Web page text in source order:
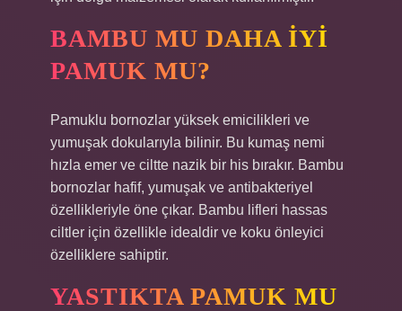
BAMBU MU DAHA IYI
PAMUK MU?
Pamuklu bornozlar yüksek emicilikleri ve
yumuşak dokularıyla bilinir. Bu kumaş nemi
hızla emer ve ciltte nazik bir his bırakır. Bambu
bornozlar hafif, yumuşak ve antibakteriyel
özellikleriyle öne çıkar. Bambu lifleri hassas
ciltler için özellikle idealdir ve koku önleyici
özelliklere sahiptir.
YASTIKTA PAMUK MU